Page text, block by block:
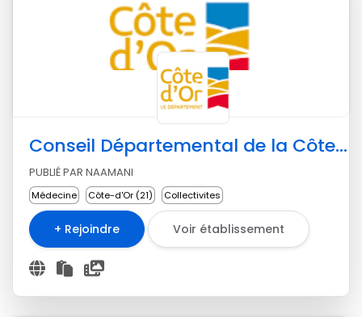
Conseil Départemental de la Côte-d'Or
PUBLIÉ PAR NAAMANI
Médecine Côte-d'Or (21) Collectivites
+ Rejoindre Voir établissement